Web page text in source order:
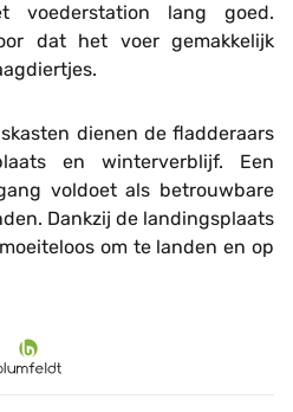
lang goed.
dat het voer gemakkelijk
dienen de fladderaars
en winterverblijf. Een
voldoet als betrouwbare
Dankzij de landingsplaats
om te landen en op